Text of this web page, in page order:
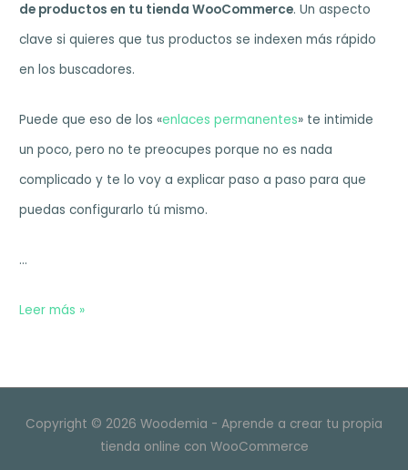
de productos en tu tienda WooCommerce. Un aspecto
clave si quieres que tus productos se indexen más rápido
en los buscadores.
Puede que eso de los «enlaces permanentes» te intimide
un poco, pero no te preocupes porque no es nada
complicado y te lo voy a explicar paso a paso para que
puedas configurarlo tú mismo.
…
Configurar
en
Leer más »
Copyright © 2026 Woodemia - Aprende a crear tu propia
tienda online con WooCommerce